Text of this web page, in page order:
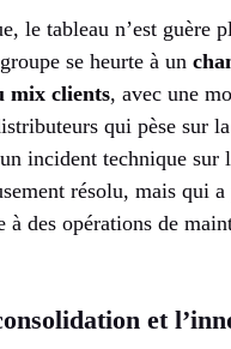
le tableau n’est guère
se heurte à un
mix clients, avec une
qui pèse sur
incident technique sur
résolu, mais qui a
à des opérations de
et